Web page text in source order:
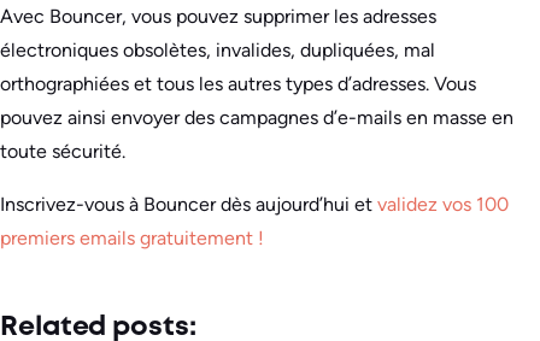
Avec Bouncer, vous pouvez supprimer les adresses
électroniques obsolètes, invalides, dupliquées, mal
orthographiées et tous les autres types d’adresses. Vous
pouvez ainsi envoyer des campagnes d’e-mails en masse en
toute sécurité.
Inscrivez-vous à Bouncer dès aujourd’hui et validez vos 100
premiers emails gratuitement !
Related posts: